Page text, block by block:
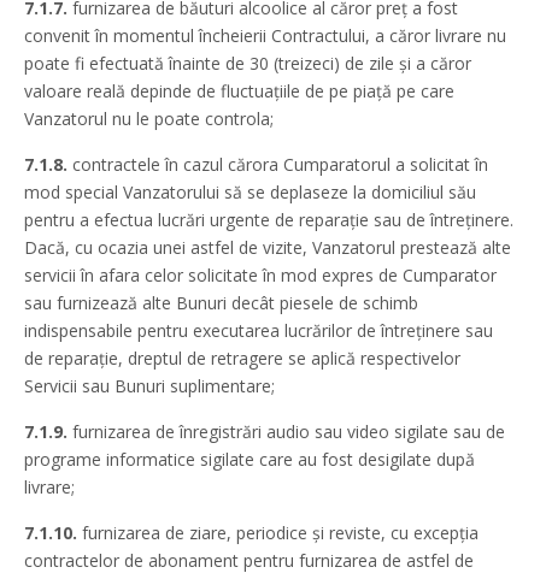
7.1.7. furnizarea de băuturi alcoolice al căror preţ a fost
convenit în momentul încheierii Contractului, a căror livrare nu
poate fi efectuată înainte de 30 (treizeci) de zile şi a căror
valoare reală depinde de fluctuaţiile de pe piaţă pe care
Vanzatorul nu le poate controla;
7.1.8. contractele în cazul cărora Cumparatorul a solicitat în
mod special Vanzatorului să se deplaseze la domiciliul său
pentru a efectua lucrări urgente de reparaţie sau de întreţinere.
Dacă, cu ocazia unei astfel de vizite, Vanzatorul prestează alte
servicii în afara celor solicitate în mod expres de Cumparator
sau furnizează alte Bunuri decât piesele de schimb
indispensabile pentru executarea lucrărilor de întreţinere sau
de reparaţie, dreptul de retragere se aplică respectivelor
Servicii sau Bunuri suplimentare;
7.1.9. furnizarea de înregistrări audio sau video sigilate sau de
programe informatice sigilate care au fost desigilate după
livrare;
7.1.10. furnizarea de ziare, periodice şi reviste, cu excepţia
contractelor de abonament pentru furnizarea de astfel de